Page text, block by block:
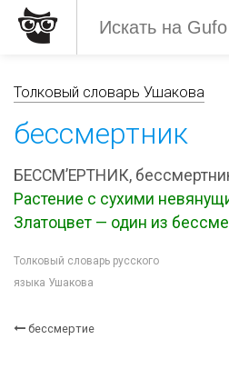
Толковый словарь Ушакова
бессмертник
БЕССМ’ЕРТНИК,
Растение с сухими
Златоцвет — один из
Толковый словарь русского
языка Ушакова
бессмертие